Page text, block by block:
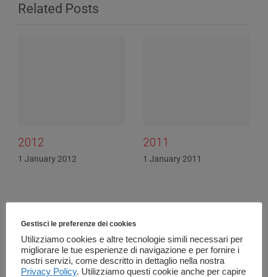
Related Posts
2012
1 January 2012
2011
1 January 2011
Cerca
Gestisci le preferenze dei cookies
Utilizziamo cookies e altre tecnologie simili necessari per
migliorare le tue esperienze di navigazione e per fornire i
nostri servizi, come descritto in dettaglio nella nostra
Privacy Policy. Utilizziamo questi cookie anche per capire